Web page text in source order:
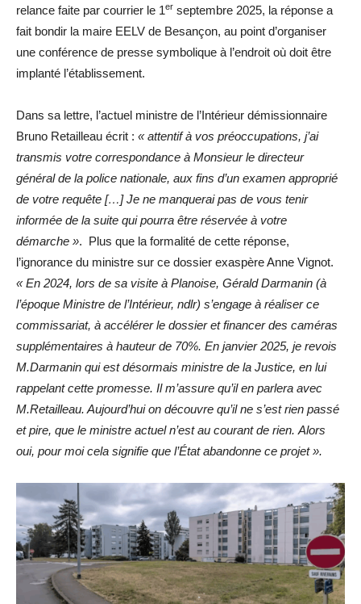
relance faite par courrier le 1er septembre 2025, la réponse a
fait bondir la maire EELV de Besançon, au point d’organiser
une conférence de presse symbolique à l’endroit où doit être
implanté l’établissement.
Dans sa lettre, l’actuel ministre de l’Intérieur démissionnaire
Bruno Retailleau écrit : « attentif à vos préoccupations, j’ai
transmis votre correspondance à Monsieur le directeur
général de la police nationale, aux fins d’un examen approprié
de votre requête […] Je ne manquerai pas de vous tenir
informée de la suite qui pourra être réservée à votre
démarche ». Plus que la formalité de cette réponse,
l’ignorance du ministre sur ce dossier exaspère Anne Vignot.
« En 2024, lors de sa visite à Planoise, Gérald Darmanin (à
l’époque Ministre de l’Intérieur, ndlr) s’engage à réaliser ce
commissariat, à accélérer le dossier et financer des caméras
supplémentaires à hauteur de 70%. En janvier 2025, je revois
M.Darmanin qui est désormais ministre de la Justice, en lui
rappelant cette promesse. Il m’assure qu’il en parlera avec
M.Retailleau. Aujourd’hui on découvre qu’il ne s’est rien passé
et pire, que le ministre actuel n’est au courant de rien. Alors
oui, pour moi cela signifie que l’État abandonne ce projet ».